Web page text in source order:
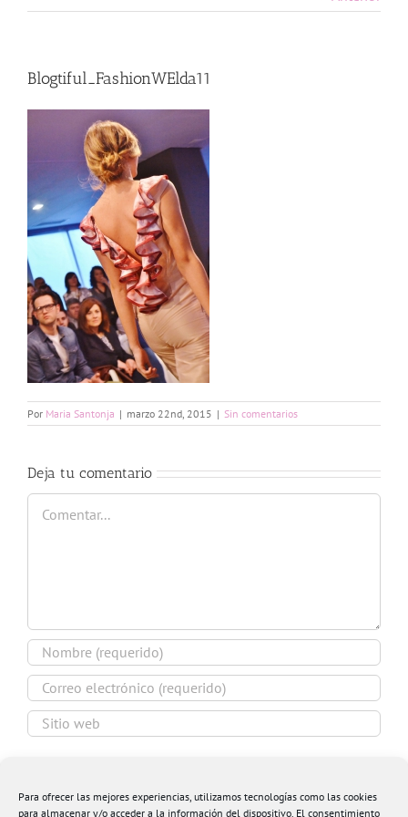
Para ofrecer las mejores experiencias, utilizamos tecnologías como las cookies
para almacenar y/o acceder a la información del dispositivo. El consentimiento
Blogtiful_FashionWElda11
Por Maria Santonja | marzo 22nd, 2015 | Sin comentarios
Deja tu comentario
Comentar
navegador para la próxima vez que comente.